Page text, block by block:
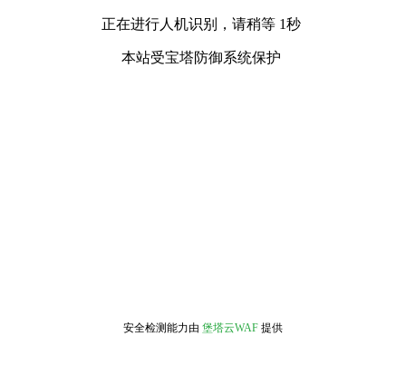
正在进行人机识别，请稍等 1秒
本站受宝塔防御系统保护
安全检测能力由 堡塔云WAF 提供